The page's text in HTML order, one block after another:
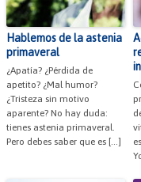
Hablemos de la astenia
primaveral
¿Apatía? ¿Pérdida de
apetito? ¿Mal humor?
¿Tristeza sin motivo
aparente? No hay duda:
tienes astenia primaveral.
Pero debes saber que es […]